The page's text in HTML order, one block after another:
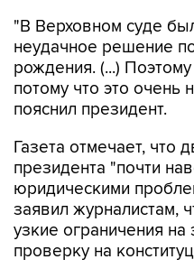
"В Верховном суде
неудачное решение
рождения. (...)
потому что это очень
пояснил президент.
Газета отмечает, что
президента "почти
юридическими
заявил журналистам,
узкие ограничения на
проверку на